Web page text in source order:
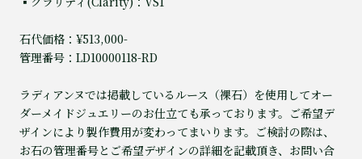
石代価格：¥513,000-
管理番号：LD10000118-RD
ラディアンヌでは掲載しているルース（裸石）を使用してオー
ダーメイドジュエリーのお仕立ても承っております。ご希望デ
ザインにより製作費用が変わってまいります。ご検討の際は、
お石の管理番号とご希望デザインの詳細を記載頂き、お問い合